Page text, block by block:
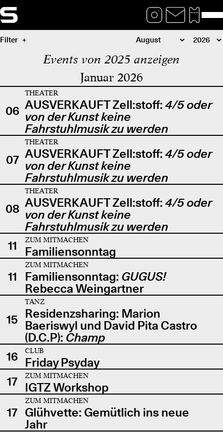
Filter
Events von 2025 anzeigen
Januar 2026
06
THEATER
AUSVERKAUFT Zell:stoff: 4/5 oder
von der Kunst keine
Fahrstuhlmusik zu werden
07
THEATER
AUSVERKAUFT Zell:stoff: 4/5 oder
von der Kunst keine
Fahrstuhlmusik zu werden
08
THEATER
AUSVERKAUFT Zell:stoff: 4/5 oder
von der Kunst keine
Fahrstuhlmusik zu werden
11
ZUM MITMACHEN
Familiensonntag
11
ZUM MITMACHEN
Familiensonntag: GUGUS!
Rebecca Weingartner
15
TANZ
Residenzsharing: Marion
Baeriswyl und David Pita Castro
(D.C.P): Champ
16
CLUB
Friday Psyday
17
ZUM MITMACHEN
IGTZ Workshop
17
ZUM MITMACHEN
Glühvette: Gemütlich ins neue
Jahr